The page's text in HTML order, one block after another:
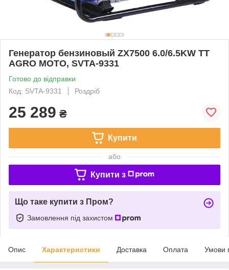
Генератор бензиновый ZX7500 6.0/6.5KW TT
AGRO MOTO, SVTA-9331
Готово до відправки
Код: SVTA-9331
Роздріб
25 289 ₴
Купити
або
Купити з
Що таке купити з Пром?
Замовлення під захистом
Опис Характеристики Доставка Оплата Умови